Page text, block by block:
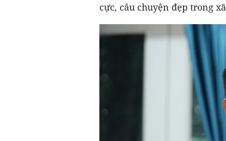
cực, câu chuyện đẹp trong